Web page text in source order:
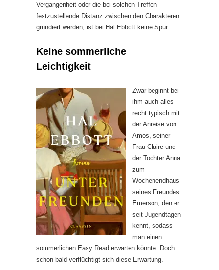
Vergangenheit oder die bei solchen Treffen
festzustellende Distanz zwischen den Charakteren
grundiert werden, ist bei Hal Ebbott keine Spur.
Keine sommerliche
Leichtigkeit
Zwar beginnt bei
ihm auch alles
recht typisch mit
der Anreise von
Amos, seiner
Frau Claire und
der Tochter Anna
zum
Wochenendhaus
seines Freundes
Emerson, den er
seit Jugendtagen
kennt, sodass
man einen
sommerlichen Easy Read erwarten könnte. Doch
schon bald verflüchtigt sich diese Erwartung.